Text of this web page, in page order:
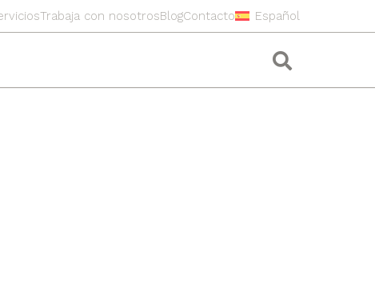
Trabaja con nosotrosBlogContacto Español